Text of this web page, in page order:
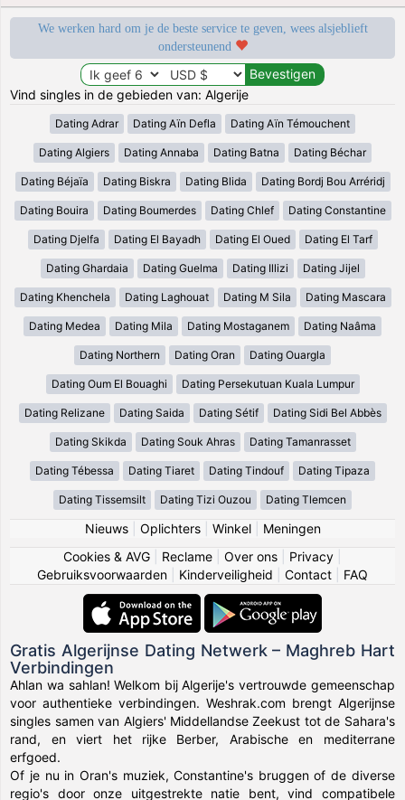
We werken hard om je de beste service te geven, wees alsjeblieft
ondersteunend
Vind singles in de gebieden van: Algerije
Dating Adrar Dating Aïn Defla Dating Aïn Témouchent
Dating Algiers Dating Annaba Dating Batna Dating Béchar
Dating Béjaïa Dating Biskra Dating Blida Dating Bordj Bou Arréridj
Dating Bouira Dating Boumerdes Dating Chlef Dating Constantine
Dating Djelfa Dating El Bayadh Dating El Oued Dating El Tarf
Dating Ghardaia Dating Guelma Dating Illizi Dating Jijel
Dating Khenchela Dating Laghouat Dating M Sila Dating Mascara
Dating Medea Dating Mila Dating Mostaganem Dating Naâma
Dating Northern Dating Oran Dating Ouargla
Dating Oum El Bouaghi Dating Persekutuan Kuala Lumpur
Dating Relizane Dating Saida Dating Sétif Dating Sidi Bel Abbès
Dating Skikda Dating Souk Ahras Dating Tamanrasset
Dating Tébessa Dating Tiaret Dating Tindouf Dating Tipaza
Dating Tissemsilt Dating Tizi Ouzou Dating Tlemcen
Nieuws| Oplichters| Winkel| Meningen
Cookies & AVG
Reclame Over ons Privacy
Gebruiksvoorwaarden
Kinderveiligheid Contact FAQ
Gratis Algerijnse Dating Netwerk – Maghreb Hart
Verbindingen
Ahlan wa sahlan! Welkom bij Algerije's vertrouwde gemeenschap
voor authentieke verbindingen. Weshrak.com brengt Algerijnse
singles samen van Algiers' Middellandse Zeekust tot de Sahara's
rand, en viert het rijke Berber, Arabische en mediterrane
erfgoed.
Of je nu in Oran's muziek, Constantine's bruggen of de diverse
regio's door onze uitgestrekte natie bent, vind compatibele